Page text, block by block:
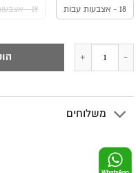
18 - אצבעות עבות 19 - אצבעות עבות במיוחד
משלוחים